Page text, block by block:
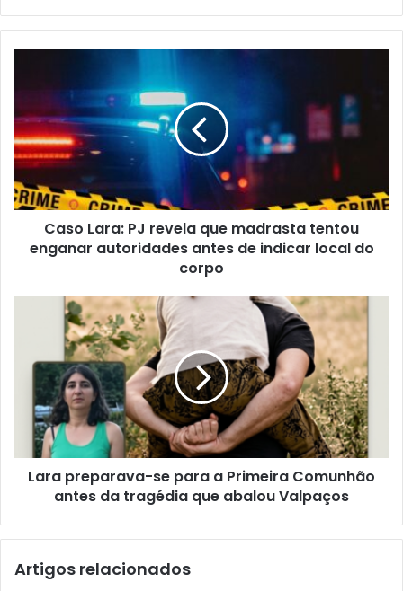
Caso Lara: PJ revela que madrasta tentou
enganar autoridades antes de indicar local do
corpo
Lara preparava-se para a Primeira Comunhão
antes da tragédia que abalou Valpaços
Artigos relacionados